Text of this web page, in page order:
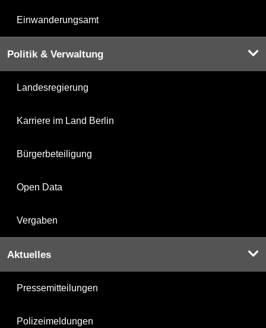
Einwanderungsamt
Politik & Verwaltung
Landesregierung
Karriere im Land Berlin
Bürgerbeteiligung
Open Data
Vergaben
Aktuelles
Pressemitteilungen
Polizeimeldungen